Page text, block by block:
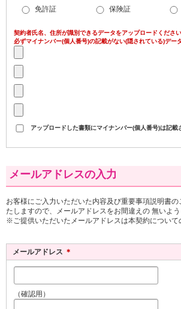
壊・改ざん・漏洩等を防止する措置
5. 情報の提供
(3)保険金の支払に関し、当法人の負
(4)個人情報の保護に関する法律第23
等により、お客さまの同意を得ない
いるとき。
お客さまから、ご自身に関する情報
正・削除等の要請があった場合は、
ことを確認した上で、適切に対応い
7. 継続的な改善
免許証
保険証
契約者氏名、住所が識別できるデータをアップロードください
必ずマイナンバー(個人番号)の記載がない(隠されている)デー
アップロードした書類にマイナンバー(個人番号)は記載
メールアドレスの入力
お客様にご入力いただいた内容及び重要事項説明書
たしますので、メールアドレスをお間違えの 無いよう
※ご提供いただいたメールアドレスは本契約について
メールアドレス ＊
（確認用）